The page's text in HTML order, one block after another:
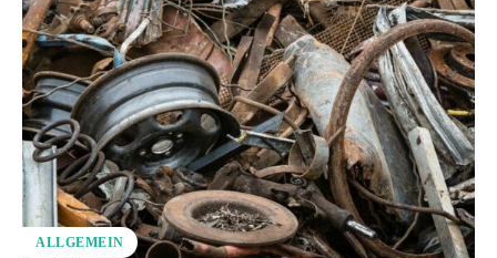
ALLGEMEIN